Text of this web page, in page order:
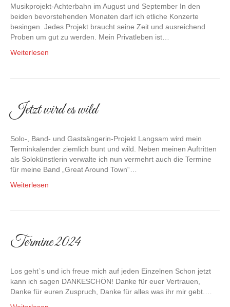
Musikprojekt-Achterbahn im August und September In den
beiden bevorstehenden Monaten darf ich etliche Konzerte
besingen. Jedes Projekt braucht seine Zeit und ausreichend
Proben um gut zu werden. Mein Privatleben ist…
Weiterlesen
Jetzt wird es wild
Solo-, Band- und Gastsängerin-Projekt Langsam wird mein
Terminkalender ziemlich bunt und wild. Neben meinen Auftritten
als Solokünstlerin verwalte ich nun vermehrt auch die Termine
für meine Band „Great Around Town“…
Weiterlesen
Termine 2024
Los geht`s und ich freue mich auf jeden Einzelnen Schon jetzt
kann ich sagen DANKESCHÖN! Danke für euer Vertrauen,
Danke für euren Zuspruch, Danke für alles was ihr mir gebt.…